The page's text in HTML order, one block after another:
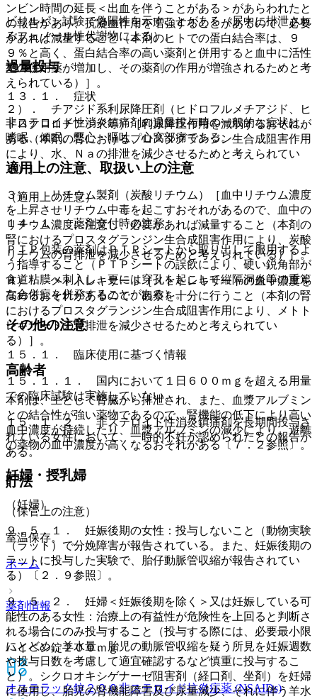
ビリルビン試験で偽陽性を示すことがある（尿中に排泄され
るフェノール性代謝物による）。
過量投与
１３．１． 症状
非ステロイド性消炎鎮痛剤の過量投与時の一般的な症状は、
嗜眠、傾眠、悪心・嘔吐、心窩部痛である。
適用上の注意、取扱い上の注意
（適用上の注意）
１４．１． 薬剤交付時の注意
ＰＴＰ包装の薬剤はＰＴＰシートから取り出して服用するよ
う指導すること（ＰＴＰシートの誤飲により、硬い鋭角部が
食道粘膜へ刺入し、更には穿孔を起こして縦隔洞炎等の重篤
な合併症を併発することがある）。
その他の注意
１５．１． 臨床使用に基づく情報
１５．１．１． 国内において１日６００ｍｇを超える用量
での臨床試験は実施していない。
１５．１．２． 非ステロイド性消炎鎮痛剤を長期間投与さ
れている女性において、一時的不妊が認められたとの報告が
ある。
貯法
（保管上の注意）
室温保存。
ホーム
薬剤情報
ハイペン錠２００ｍｇ
オステラック錠２００非ステロイド抗炎症薬 (NSAIDs)
ンビン時間の延長＜出血を伴うことがある＞があらわれたと
の報告があり、抗凝血作用を増強することがあるので、必要
があれば減量すること（本剤のヒトでの蛋白結合率は、９
９％と高く、蛋白結合率の高い薬剤と併用すると血中に活性
型の併用薬が増加し、その薬剤の作用が増強されるためと考
えられている）］。
２）． チアジド系利尿降圧剤（ヒドロフルメチアジド、ヒ
ドロクロロチアジド等）［利尿降圧作用を減弱するおそれが
ある（本剤の腎におけるプロスタグランジン生合成阻害作用
により、水、Ｎａの排泄を減少させるためと考えられてい
る）］。
３）． リチウム製剤（炭酸リチウム）［血中リチウム濃度
を上昇させリチウム中毒を起こすおそれがあるので、血中の
リチウム濃度に注意し、必要があれば減量すること（本剤の
腎におけるプロスタグランジン生合成阻害作用により、炭酸
リチウムの腎排泄を減少させるためと考えられている）］。
４）． メトトレキサート［メトトレキサートの血中濃度を
高めるおそれがあるので、観察を十分に行うこと（本剤の腎
におけるプロスタグランジン生合成阻害作用により、メトト
レキサートの腎排泄を減少させるためと考えられてい
る）］。
高齢者
本剤は、主として腎臓から排泄され、また、血漿アルブミン
との結合性が強い薬物であるので、腎機能の低下により高い
血中濃度が持続したり、血漿アルブミンの減少により、遊離
の薬物の血中濃度が高くなるおそれがある〔７．２参照〕。
妊婦・授乳婦
（妊婦）
９．５．１． 妊娠後期の女性：投与しないこと（動物実験
（ラット）で分娩障害が報告されている。また、妊娠後期の
ラットに投与した実験で、胎仔動脈管収縮が報告されてい
る）〔２．９参照〕。
９．５．２． 妊婦＜妊娠後期を除く＞又は妊娠している可
能性のある女性：治療上の有益性が危険性を上回ると判断さ
れる場合にのみ投与すること（投与する際には、必要最小限
にとどめ、羊水量、胎児の動脈管収縮を疑う所見を妊娠週数
や投与日数を考慮して適宜確認するなど慎重に投与するこ
と）。シクロオキシゲナーゼ阻害剤（経口剤、坐剤）を妊婦
に使用し、胎児の腎機能障害及び尿量減少、それに伴う羊水